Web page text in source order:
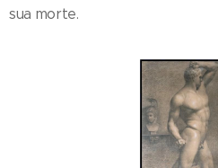
sua morte.